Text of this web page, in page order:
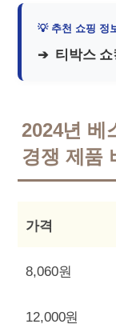
티박스
2024년 베
경쟁 제품
가격
8,060원
12,000원